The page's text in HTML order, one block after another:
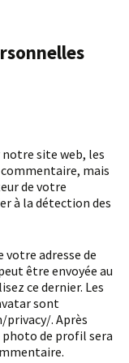
mais
de votre
à la détection des
être envoyée au
ce dernier. Les
sont
. Après
de profil sera